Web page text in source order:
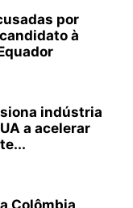
por
à
indústria
a acelerar
Colômbia